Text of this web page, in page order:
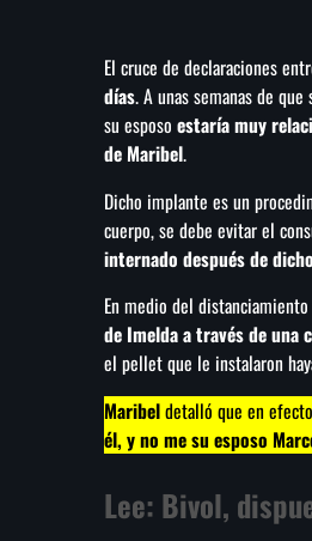
El cruce de declaraciones
días. A unas semanas de que
su esposo estaría muy
de Maribel.
Dicho implante es un
cuerpo, se debe evitar el
internado después de
En medio del
de Imelda a través de una
el pellet que le instalaron
Maribeldetalló que en
él, y no me su esposo
Lee: Bivol,